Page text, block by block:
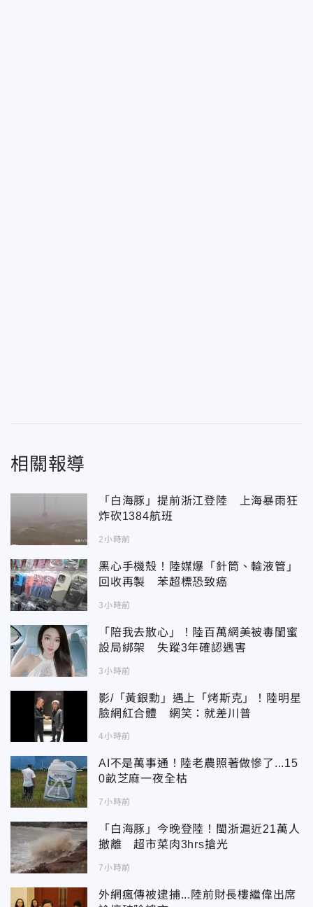
相關報導
「白海豚」提前浙江登陸 上海暴雨狂
炸砍1384航班
2小時前
黑心手機殼！陸媒爆「針筒、輸液管」
回收再製 苯超標恐致癌
3小時前
「陪我去散心」！陸百萬網美被毒閨蜜
設局綁架 失蹤3年確認遇害
3小時前
影/「黃銀勳」遇上「烤斯克」！陸明星
臉網紅合體 網笑：就差川普
4小時前
AI不是萬事通！陸老農照著做慘了...15
0畝芝麻一夜全枯
7小時前
「白海豚」今晚登陸！閩浙滬近21萬人
撤離 超市菜肉3hrs搶光
7小時前
外網瘋傳被逮捕...陸前財長樓繼偉出席